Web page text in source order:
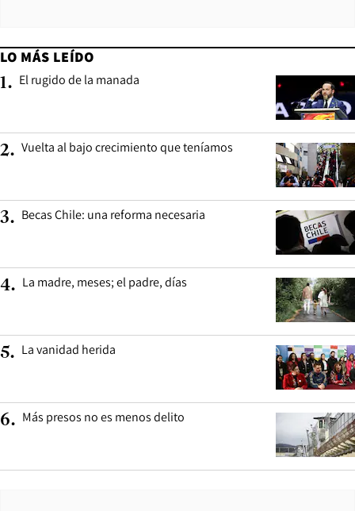
LO MÁS LEÍDO
1. El rugido de la manada
2. Vuelta al bajo crecimiento que teníamos
3. Becas Chile: una reforma necesaria
4. La madre, meses; el padre, días
5. La vanidad herida
6. Más presos no es menos delito